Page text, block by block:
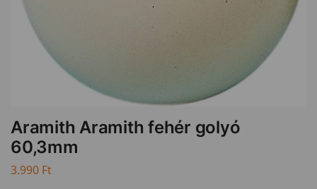
Aramith Aramith fehér golyó
60,3mm
3.990 Ft